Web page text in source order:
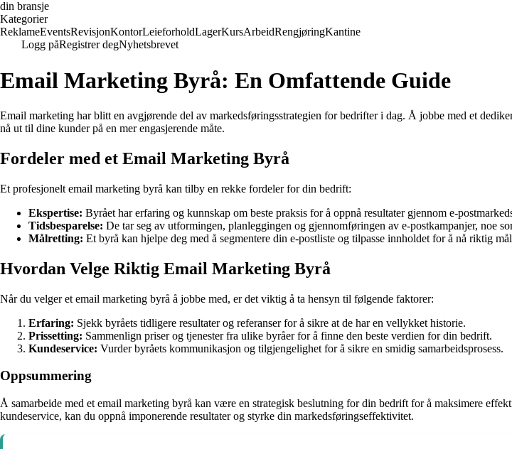
din bransje
Kategorier
ReklameEventsRevisjonKontorLeieforholdLagerKursArbeidRengjøringKantine
Logg påRegistrer degNyhetsbrevet
Email Marketing Byrå: En Omfattende Guide
Email marketing har blitt en avgjørende del av markedsføringsstrategien for bedrifter i dag. Å jobbe med et
nå ut til dine kunder på en mer engasjerende måte.
Fordeler med et Email Marketing Byrå
Et profesjonelt email marketing byrå kan tilby en rekke fordeler for din bedrift:
Ekspertise: Byrået har erfaring og kunnskap om beste praksis for å oppnå resultater gjennom e-
Tidsbesparelse: De tar seg av utformingen, planleggingen og gjennomføringen av e-postkampanjer, noe
Målretting: Et byrå kan hjelpe deg med å segmentere din e-postliste og tilpasse innholdet for å nå riktig
Hvordan Velge Riktig Email Marketing Byrå
Når du velger et email marketing byrå å jobbe med, er det viktig å ta hensyn til følgende faktorer:
Erfaring: Sjekk byråets tidligere resultater og referanser for å sikre at de har en vellykket historie.
Prissetting: Sammenlign priser og tjenester fra ulike byråer for å finne den beste verdien for din bedrift.
Kundeservice: Vurder byråets kommunikasjon og tilgjengelighet for å sikre en smidig samarbeidsprosess.
Oppsummering
Å samarbeide med et email marketing byrå kan være en strategisk beslutning for din bedrift for å maksimere
kundeservice, kan du oppnå imponerende resultater og styrke din markedsføringseffektivitet.